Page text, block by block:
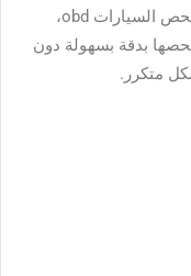
حيث بفضل التكنولوجيا المتقدمة لجهاز فحص السيارات obd،
بدقة بسهولة دون
متكرر.